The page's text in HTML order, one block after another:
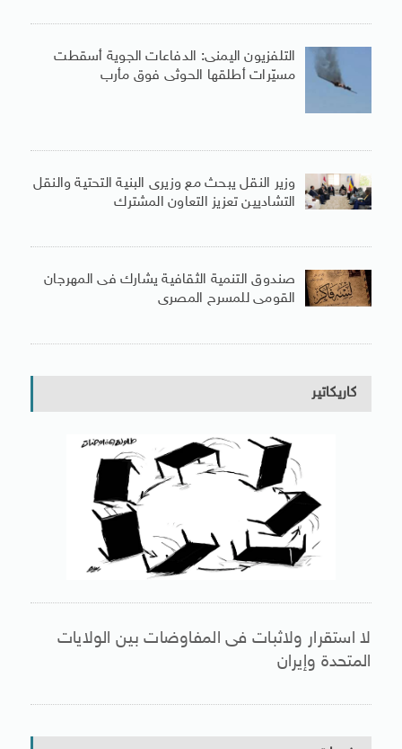
التلفزيون اليمنى: الدفاعات الجوية أسقطت
مسيّرات أطلقها الحوثى فوق مأرب
وزير النقل يبحث مع وزيرى البنية التحتية والنقل
التشاديين تعزيز التعاون المشترك
صندوق التنمية الثقافية يشارك فى المهرجان
القومى للمسرح المصرى
كاريكاتير
لا استقرار ولاثبات فى المفاوضات بين الولايات
المتحدة وإيران